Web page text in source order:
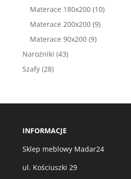
Materace 180x200 1010
Materace 200x200 99
Materace 90x200 99
Narożniki 4343
Szafy 2828
INFORMACJE
Sklep meblowy Madar24
ul. Kościuszki 29